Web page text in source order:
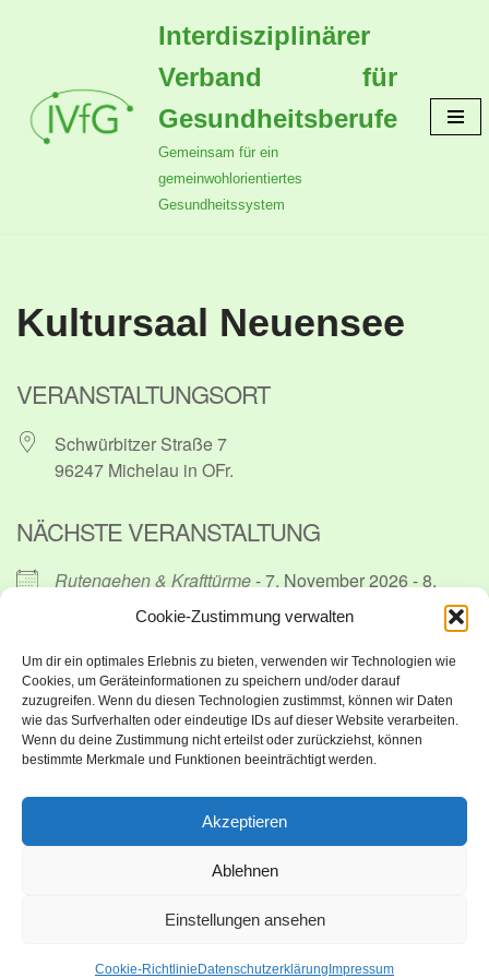
Cookie-Zustimmung verwalten
Um dir ein optimales Erlebnis zu bieten, verwenden wir Technologien wie
Cookies, um Geräteinformationen zu speichern und/oder darauf
zuzugreifen. Wenn du diesen Technologien zustimmst, können wir Daten
wie das Surfverhalten oder eindeutige IDs auf dieser Website verarbeiten.
Wenn du deine Zustimmung nicht erteilst oder zurückziehst, können
bestimmte Merkmale und Funktionen beeinträchtigt werden.
Akzeptieren
Ablehnen
Einstellungen ansehen
Cookie-Richtlinie Datenschutzerklärung Impressum
springen
Interdisziplinärer
Verband für
Gesundheitsberufe
Gemeinsam für ein
gemeinwohlorientiertes
Gesundheitssystem
Kultursaal Neuensee
VERANSTALTUNGSORT
Schwürbitzer Straße 7
96247 Michelau in OFr.
NÄCHSTE VERANSTALTUNG
Rutengehen & Krafttürme- 7. November 2026 - 8.
November 2026 - 10:00 - 19:00
Karte nicht verfügbar
Kommende Veranstaltungen
November 2026 - 10:00 - 19:00